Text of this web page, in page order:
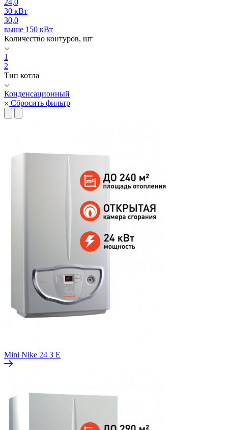
24,0
30 кВт
30,0
выше 150 кВт
Количество контуров, шт
1
2
Тип котла
Конденсационный
Сбросить фильтр
Mini Nike 24 3 E